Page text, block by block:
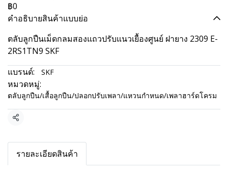
฿0
คำอธิบายสินค้าแบบย่อ
ตลับลูกปืนเม็ดกลมสองแถวปรับแนวเยื้องศูนย์ ฝายาง 2309 E-
2RS1TN9 SKF
แบรนด์:
SKF
หมวดหมู่:
ตลับลูกปืน/เสื้อลูกปืน/ปลอกปรับเพลา/แหวนกำหนด/เพลาฮาร์ดโครม
แชร์
รายละเอียดสินค้า